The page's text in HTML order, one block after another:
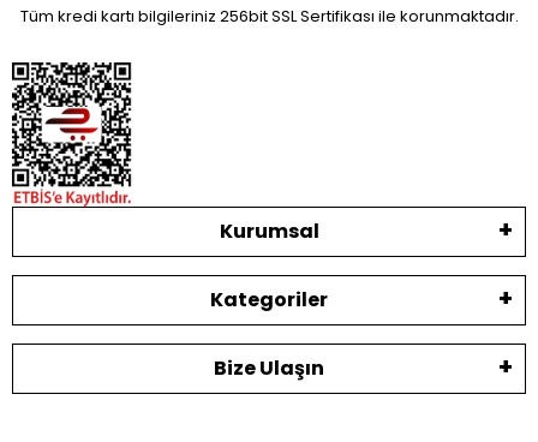
Tüm kredi kartı bilgileriniz 256bit SSL Sertifikası ile korunmaktadır.
Kurumsal
Kategoriler
Bize Ulaşın